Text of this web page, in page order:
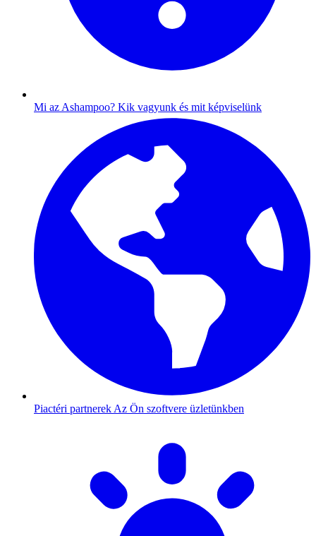
Mi az Ashampoo? Kik vagyunk és mit képviselünk
Piactéri partnerek Az Ön szoftvere üzletünkben